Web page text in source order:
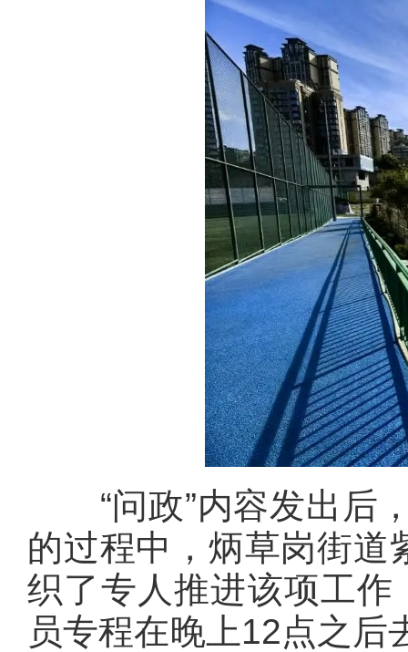
“问政”内容发出后，
的过程中，炳草岗街道
织了专人推进该项工作
员专程在晚上12点之后